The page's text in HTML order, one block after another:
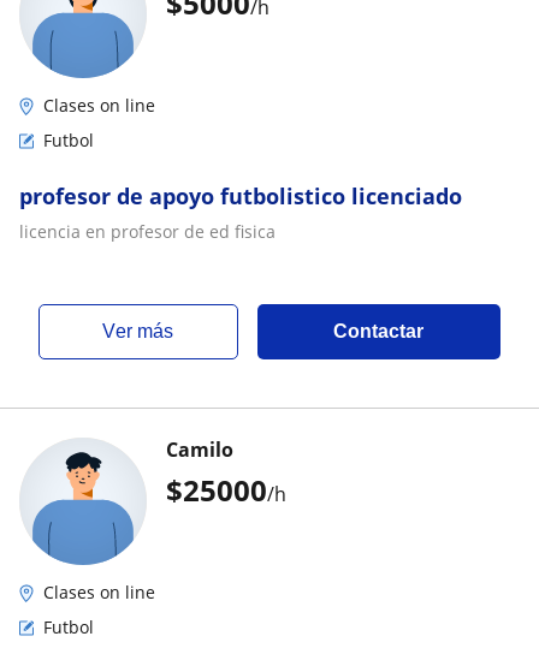
/h
Clases on line
Futbol
profesor de apoyo futbolistico licenciado
licencia en profesor de ed fisica
ver más Contactar
$25000/h
Camilo
Clases on line
Futbol